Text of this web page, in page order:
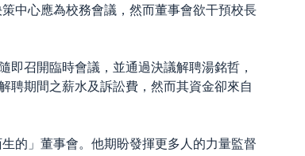
中心應為校務會議，然而董事會欲干預校長
召開臨時會議，並通過決議解聘湯銘哲，
聘期間之薪水及訴訟費，然而其資金卻來自
的」董事會。他期盼發揮更多人的力量監督